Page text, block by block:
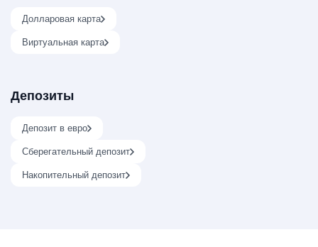
Долларовая карта
Виртуальная карта
Депозиты
Депозит в евро
Сберегательный депозит
Накопительный депозит